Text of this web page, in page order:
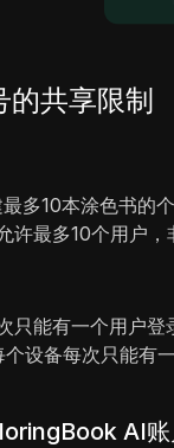
共享限制
多10本涂色书
最多10个用户，
只能有一个用户
设备每次只能有
AI账